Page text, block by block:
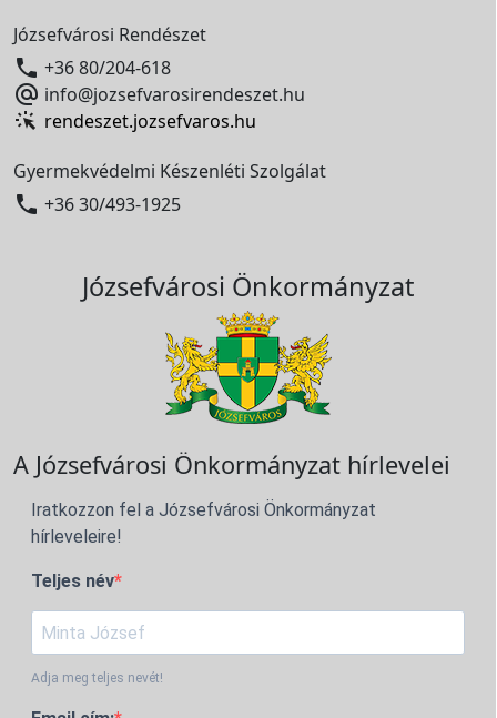
Józsefvárosi Rendészet
 +36 80/204-618
 info@jozsefvarosirendeszet.hu
rendeszet.jozsefvaros.hu
Gyermekvédelmi Készenléti Szolgálat
 +36 30/493-1925
Józsefvárosi Önkormányzat
A Józsefvárosi Önkormányzat hírlevelei
Iratkozzon fel a Józsefvárosi Önkormányzat
hírleveleire!
Teljes név
Adja meg teljes nevét!